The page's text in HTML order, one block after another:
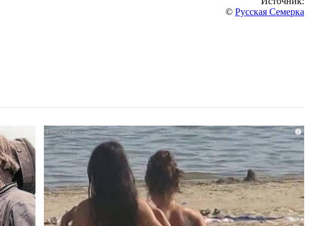
© Русская Семерка
i